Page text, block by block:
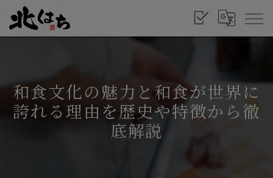
和食文化の魅力と和食が世界に
誇れる理由を歴史や特徴から徹
底解説